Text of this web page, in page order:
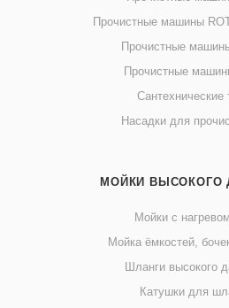
Прочистные машины
Прочистные
Прочистные
Сантехнические
Насадки для
МОЙКИ ВЫСОКОГО
Мойки с
Мойка ёмкостей,
Шланги высокого
Катушки для